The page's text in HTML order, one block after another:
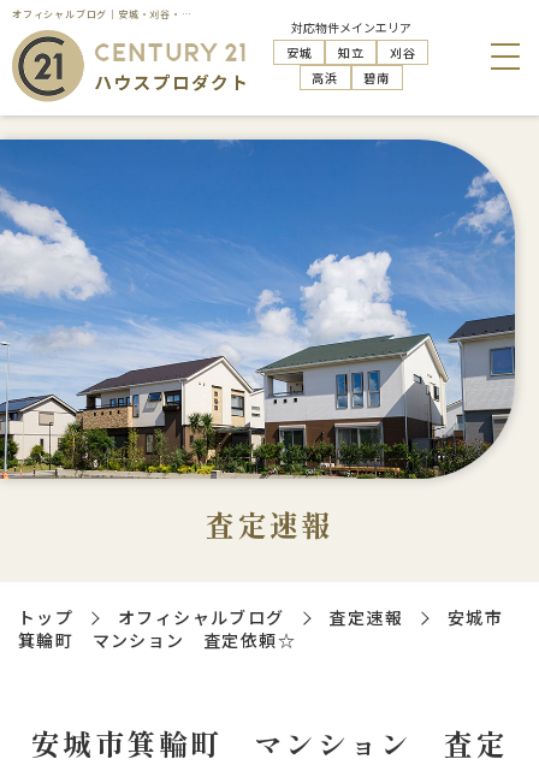
オフィシャルブログ｜安城・刈谷・知立・高浜の不動産売却はハウスプロダクト
対応物件メインエリア
安城
知立
刈谷
高浜
碧南
査定速報
トップ オフィシャルブログ 査定速報
安城市
箕輪町 マンション 査定依頼☆
安城市箕輪町 マンション 査定